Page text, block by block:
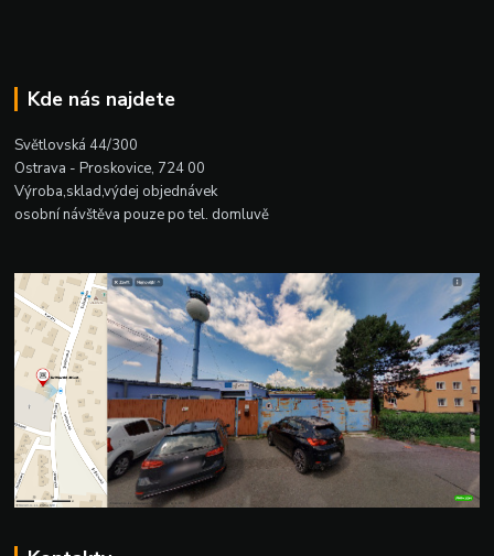
Kde nás najdete
Světlovská 44/300
Ostrava - Proskovice, 724 00
Výroba,sklad,výdej objednávek
osobní návštěva pouze po tel. domluvě